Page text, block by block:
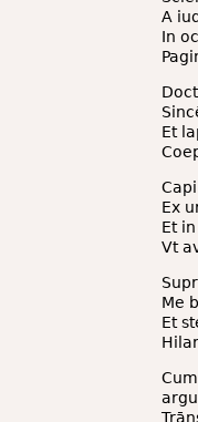
A
In
Et
Ex
Et
Vt
Me
Et